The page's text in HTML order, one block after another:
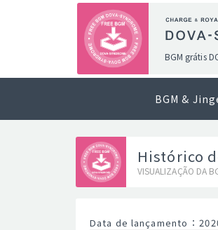
BGM grátis
BGM &
Histórico
VISUALIZAÇÃO DA
Data de lançamento ：